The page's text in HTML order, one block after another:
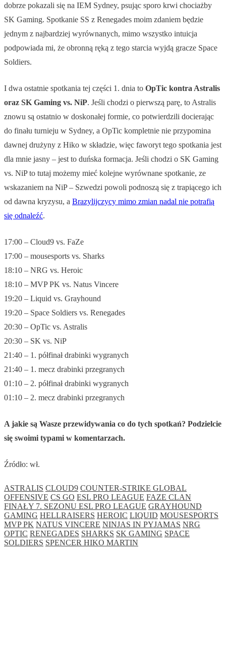
dobrze pokazali się na IEM Sydney, psując sporo krwi chociażby
SK Gaming. Spotkanie SS z Renegades moim zdaniem będzie
jednym z najbardziej wyrównanych, mimo wszystko intuicja
podpowiada mi, że obronną ręką z tego starcia wyjdą gracze Space
Soldiers.
I dwa ostatnie spotkania tej części 1. dnia to OpTic kontra Astralis
oraz SK Gaming vs. NiP. Jeśli chodzi o pierwszą parę, to Astralis
znowu są ostatnio w doskonałej formie, co potwierdzili docierając
do finału turnieju w Sydney, a OpTic kompletnie nie przypomina
dawnej drużyny z Hiko w składzie, więc faworyt tego spotkania jest
dla mnie jasny – jest to duńska formacja. Jeśli chodzi o SK Gaming
vs. NiP to tutaj możemy mieć kolejne wyrównane spotkanie, ze
wskazaniem na NiP – Szwedzi powoli podnoszą się z trapiącego ich
od dawna kryzysu, a Brazylijczycy mimo zmian nadal nie potrafią
się odnaleźć.
17:00 – Cloud9 vs. FaZe
17:00 – mousesports vs. Sharks
18:10 – NRG vs. Heroic
18:10 – MVP PK vs. Natus Vincere
19:20 – Liquid vs. Grayhound
19:20 – Space Soldiers vs. Renegades
20:30 – OpTic vs. Astralis
20:30 – SK vs. NiP
21:40 – 1. półfinał drabinki wygranych
21:40 – 1. mecz drabinki przegranych
01:10 – 2. półfinał drabinki wygranych
01:10 – 2. mecz drabinki przegranych
A jakie są Wasze przewidywania co do tych spotkań? Podzielcie
się swoimi typami w komentarzach.
Źródło: wł.
ASTRALIS CLOUD9 COUNTER-STRIKE GLOBAL
OFFENSIVE CS GO ESL PRO LEAGUE FAZE CLAN
FINAŁY 7. SEZONU ESL PRO LEAGUE GRAYHOUND
GAMING HELLRAISERS HEROIC LIQUID MOUSESPORTS
MVP PK NATUS VINCERE NINJAS IN PYJAMAS NRG
OPTIC RENEGADES SHARKS SK GAMING SPACE
SOLDIERS SPENCER HIKO MARTIN